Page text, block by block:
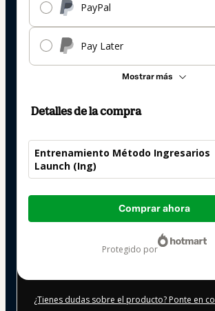
PayPal
Pay Later
Mostrar más
Detalles de la compra
Entrenamiento Método Ingresarios
Launch (Ing)
Total
Comprar ahora
protegido por
¿Tienes dudas sobre el producto? Ponte en